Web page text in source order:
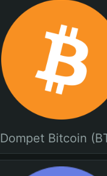
Dompet Bitcoin